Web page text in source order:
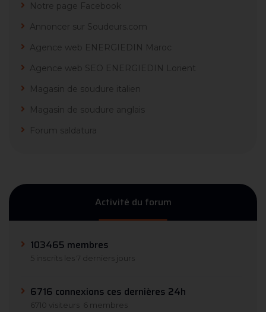
Notre page Facebook
Annoncer sur Soudeurs.com
Agence web ENERGIEDIN Maroc
Agence web SEO ENERGIEDIN Lorient
Magasin de soudure italien
Magasin de soudure anglais
Forum saldatura
Activité du forum
103465 membres
5 inscrits les 7 derniers jours
6716 connexions ces dernières 24h
6710 visiteurs 6 membres